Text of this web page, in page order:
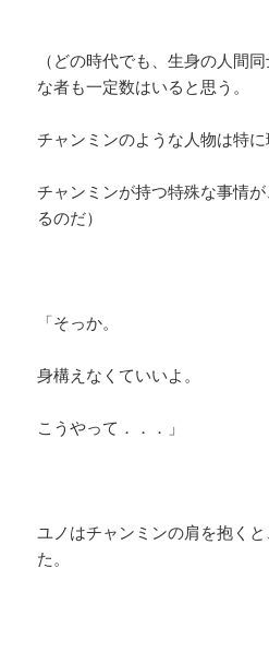
（どの時代でも、生身の人間
な者も一定数はいると思う。
チャンミンのような人物は特に
チャンミンが持つ特殊な事情
るのだ）
「そっか。
身構えなくていいよ。
こうやって．．．」
ユノはチャンミンの肩を抱く
た。